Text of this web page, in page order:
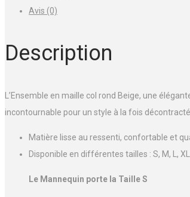
rond
Avis (0)
Description
L’Ensemble en maille col rond Beige, une
incontournable pour un style à la fois
Matière lisse au ressenti, confortable et
Disponible en différentes tailles : S, M, L, XL
Le Mannequin porte la Taille S